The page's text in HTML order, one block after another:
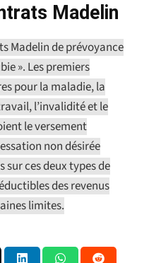
Madelin
Madelin de prévoyance
». Les premiers
pour la maladie, la
l’invalidité et le
le versement
non désirée
sur ces deux types de
des revenus
limites.